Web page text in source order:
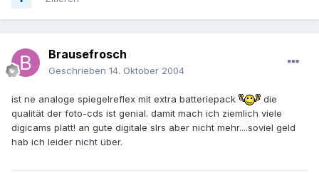
Brausefrosch
Geschrieben 14. Oktober 2004
ist ne analoge spiegelreflex mit extra batteriepack
die
qualität der foto-cds ist genial. damit mach ich ziemlich viele
digicams platt! an gute digitale slrs aber nicht mehr....soviel geld
hab ich leider nicht über.